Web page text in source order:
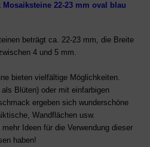
Mosaiksteine 22-23 mm oval blau
beträgt ca. 22-23 mm, die Breite
4 und 5 mm.
bieten vielfältige Möglichkeiten.
Blüten) oder mit einfarbigen
ergeben sich wunderschöne
Wandflächen usw.
Ideen für die Verwendung dieser
haben!